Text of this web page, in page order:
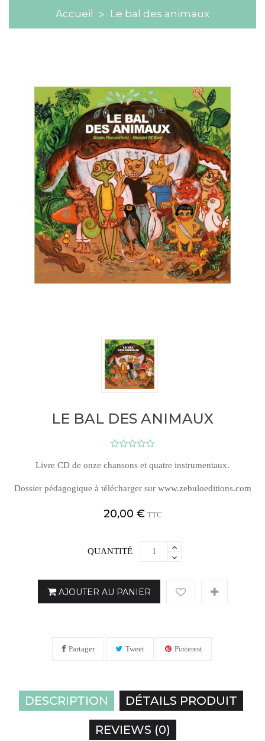
Accueil Le bal des animaux
LE BAL DES ANIMAUX
Livre CD de onze chansons et quatre instrumentaux.
Dossier pédagogique à télécharger sur www.zebuloeditions.com
20,00 € TTC
QUANTITÉ
AJOUTER AU PANIER
Partager Tweet Pinterest
DESCRIPTION DÉTAILS PRODUIT
REVIEWS (0)